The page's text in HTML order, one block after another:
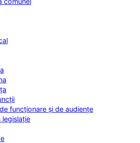
funcționare și de audiențe
legislație